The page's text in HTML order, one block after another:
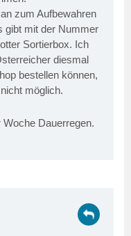
zum Aufbewahren
gibt mit der Nummer
Sortierbox. Ich
diesmal
bestellen können,
möglich.
Dauerregen.